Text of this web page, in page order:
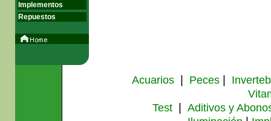
Implementos
Repuestos
Acuarios| Peces|
Test| Aditivos y